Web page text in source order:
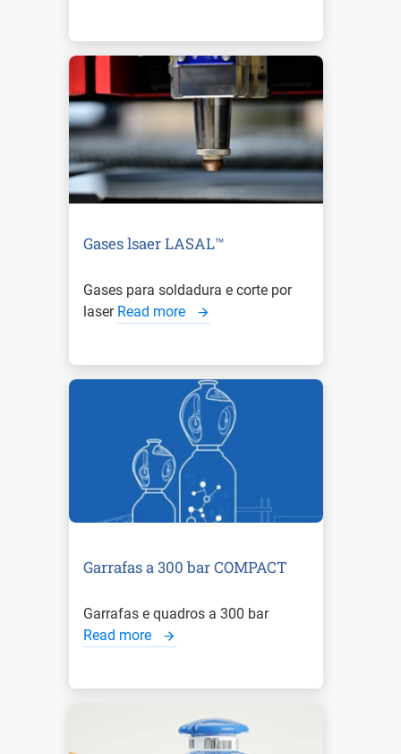
Gases lsaer LASAL™
Gases para soldadura e corte por
laser Read more
Garrafas a 300 bar COMPACT
Garrafas e quadros a 300 bar
Read more